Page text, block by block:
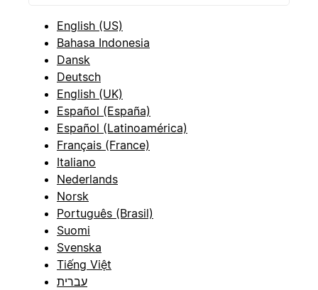
English (US)
Bahasa Indonesia
Dansk
Deutsch
English (UK)
Español (España)
Español (Latinoamérica)
Français (France)
Italiano
Nederlands
Norsk
Português (Brasil)
Suomi
Svenska
Tiếng Việt
עברית